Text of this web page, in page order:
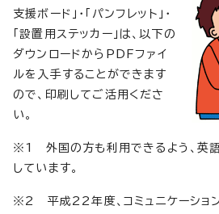
支援ボード」・「パンフレット」・
「設置用ステッカー」は、以下の
ダウンロードからPDFファイ
ルを入手することができます
ので、印刷してご活用くださ
い。
※1 外国の方も利用できるよう、英語
しています。
※2 平成22年度、コミュニケーショ